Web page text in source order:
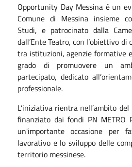
Opportunity Day Messina è un
Comune di Messina insieme
Studi, e patrocinato dalla
dall’Ente Teatro, con l’obiettivo
tra istituzioni, agenzie formative
grado di promuovere un
partecipato, dedicato
professionale.
L’iniziativa rientra nell’ambito
finanziato dai fondi PN METRO
un'importante occasione per
lavorativo e lo sviluppo delle
territorio messinese.